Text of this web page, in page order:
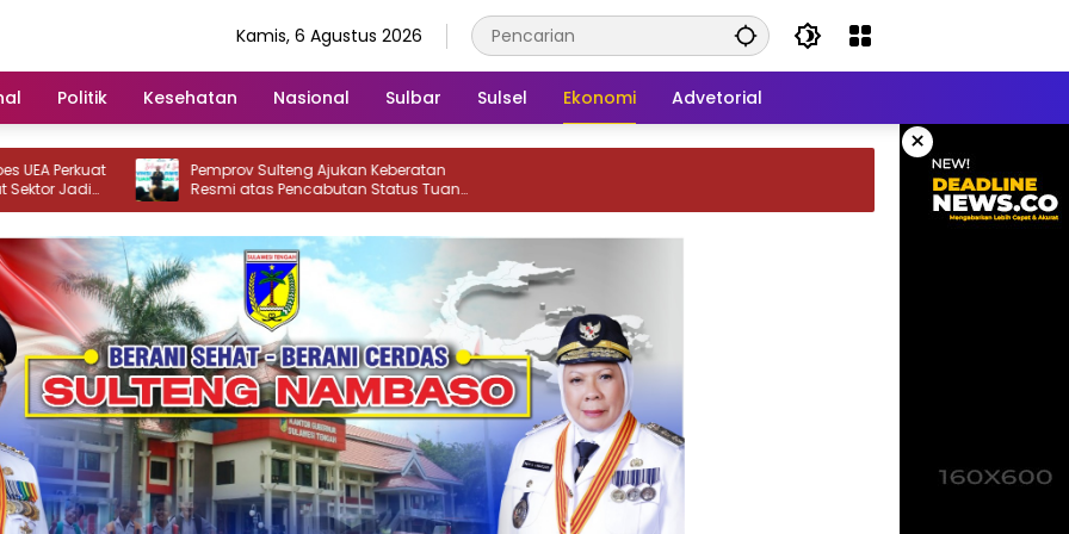
Kamis, 6 Agustus 2026
Politik Kesehatan Nasional Sulbar Sulsel Ekonomi Advetorial
×
Pemprov Sulteng Ajukan Keberatan
Resmi atas Pencabutan Status Tuan
Rumah FORNAS IX Tahun 2027